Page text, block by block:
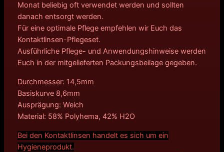
Monat beliebig oft verwendet werden und sollten
danach entsorgt werden.
Für eine optimale Pflege empfehlen wir Euch das
Kontaktlinsen-Pflegeset.
Ausführliche Pflege- und Anwendungshinweise werden
Euch in der mitgelieferten Packungsbeilage gegeben.
Durchmesser: 14,5mm
Basiskurve 8,6mm
Ausprägung: Weich
Material: 58% Polyhema, 42% H2O
Bei den Kontaktlinsen handelt es sich um ein
Hygieneprodukt.